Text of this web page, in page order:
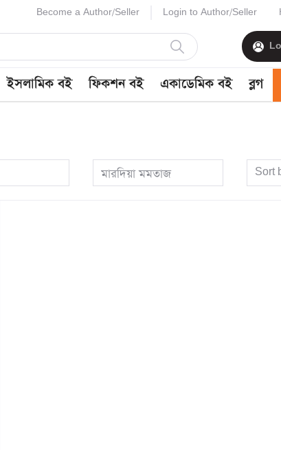
Become a Author/Seller Login to Author/Seller
ইসলামিক বই ফিকশন বই একাডেমিক বই ব্লগ
মারদিয়া মমতাজ Sort